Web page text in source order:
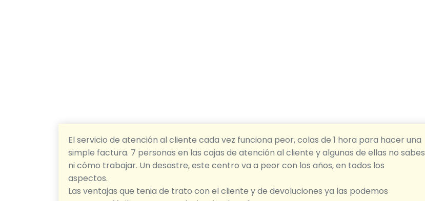
El servicio de atención al cliente cada vez funciona peor, colas de 1 hora para hacer una
simple factura. 7 personas en las cajas de atención al cliente y algunas de ellas no sabes
ni cómo trabajar. Un desastre, este centro va a peor con los años, en todos los
aspectos.
Las ventajas que tenia de trato con el cliente y de devoluciones ya las podemos